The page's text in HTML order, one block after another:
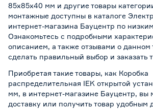
85х85х40 мм и другие товары
монтажные доступны в каталоге
интернет-магазина Бауцентр по
Ознакомьтесь с подробными
описанием, а также отзывами о данном
сделать правильный выбор и заказать
Приобретая такие товары, как Коробка
распределительная IEK открытой
мм, в интернет-магазине Бауцентр, вы
доставку или получить товар удобным